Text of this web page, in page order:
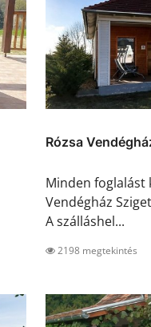
Rózsa
Minden foglalást
Vendégház
A szálláshel...
2198 megtekintés